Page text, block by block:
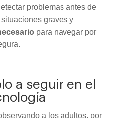
problemas antes de
graves y
para navegar por
a seguir en el
a los adultos, por